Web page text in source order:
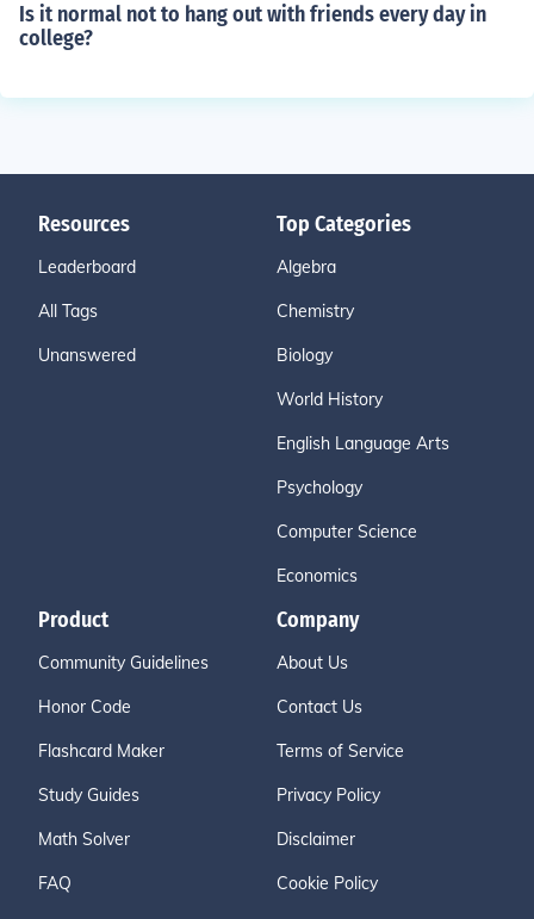
Is it normal not to hang out with friends every day in
college?
Resources
Leaderboard
All Tags
Unanswered
Top Categories
Algebra
Chemistry
Biology
World History
English Language Arts
Psychology
Computer Science
Economics
Product
Community Guidelines
Honor Code
Flashcard Maker
Study Guides
Math Solver
FAQ
Company
About Us
Contact Us
Terms of Service
Privacy Policy
Disclaimer
Cookie Policy